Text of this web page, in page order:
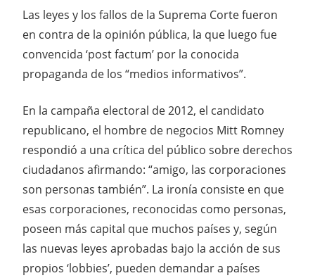
Las leyes y los fallos de la Suprema Corte fueron
en contra de la opinión pública, la que luego fue
convencida ‘post factum’ por la conocida
propaganda de los “medios informativos”.
En la campaña electoral de 2012, el candidato
republicano, el hombre de negocios Mitt Romney
respondió a una crítica del público sobre derechos
ciudadanos afirmando: “amigo, las corporaciones
son personas también”. La ironía consiste en que
esas corporaciones, reconocidas como personas,
poseen más capital que muchos países y, según
las nuevas leyes aprobadas bajo la acción de sus
propios ‘lobbies’, pueden demandar a países